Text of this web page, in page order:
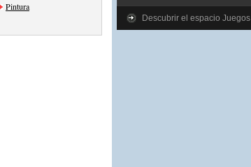
Pintura
Descubrir el espacio Juegos